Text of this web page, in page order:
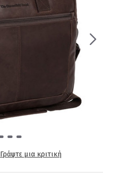
Γράψτε μια κριτική